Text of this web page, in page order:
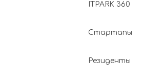
ITPARK 360
Стартапы
Резиденты